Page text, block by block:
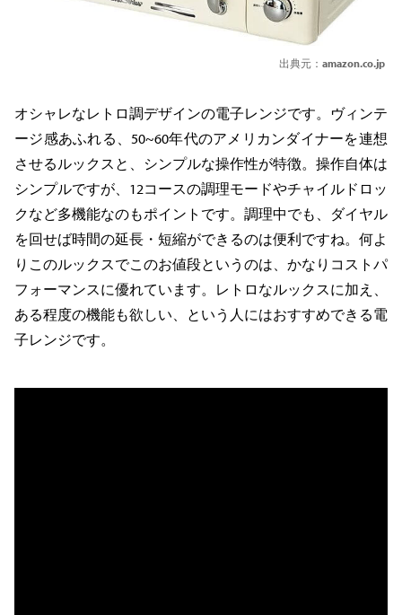
出典元： amazon.co.jp
オシャレなレトロ調デザインの電子レンジです。ヴィンテ
ージ感あふれる、50~60年代のアメリカンダイナーを連想
させるルックスと、シンプルな操作性が特徴。操作自体は
シンプルですが、12コースの調理モードやチャイルドロッ
クなど多機能なのもポイントです。調理中でも、ダイヤル
を回せば時間の延長・短縮ができるのは便利ですね。何よ
りこのルックスでこのお値段というのは、かなりコストパ
フォーマンスに優れています。レトロなルックスに加え、
ある程度の機能も欲しい、という人にはおすすめできる電
子レンジです。